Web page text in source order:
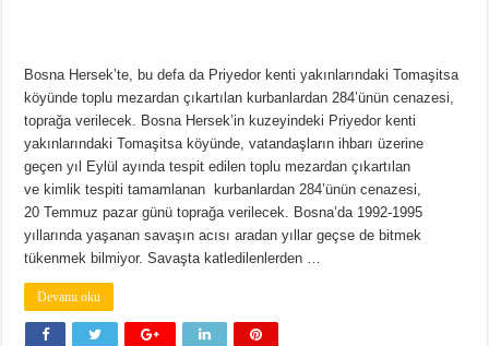
Bosna Hersek’te, bu defa da Priyedor kenti yakınlarındaki Tomaşitsa
köyünde toplu mezardan çıkartılan kurbanlardan 284’ünün cenazesi,
toprağa verilecek. Bosna Hersek’in kuzeyindeki Priyedor kenti
yakınlarındaki Tomaşitsa köyünde, vatandaşların ihbarı üzerine
geçen yıl Eylül ayında tespit edilen toplu mezardan çıkartılan
ve kimlik tespiti tamamlanan kurbanlardan 284’ünün cenazesi,
20 Temmuz pazar günü toprağa verilecek. Bosna’da 1992-1995
yıllarında yaşanan savaşın acısı aradan yıllar geçse de bitmek
tükenmek bilmiyor. Savaşta katledilenlerden …
Devamı oku